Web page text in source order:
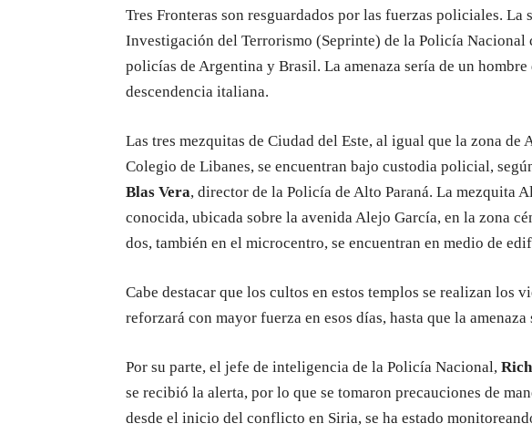
Tres Fronteras son resguardados por las fuerzas policiales. La
Investigación del Terrorismo (Seprinte) de la Policía
policías de Argentina y Brasil. La amenaza sería de un
descendencia italiana.
Las tres mezquitas de Ciudad del Este, al igual que la zona de
Colegio de Libanes, se encuentran bajo custodia policial,
Blas Vera, director de la Policía de Alto Paraná. La mezquita
conocida, ubicada sobre la avenida Alejo García, en la zona
dos, también en el microcentro, se encuentran en medio de
Cabe destacar que los cultos en estos templos se realizan los
reforzará con mayor fuerza en esos días, hasta que la amenaza
Por su parte, el jefe de inteligencia de la Policía Nacional,
se recibió la alerta, por lo que se tomaron precauciones de
desde el inicio del conflicto en Siria, se ha estado